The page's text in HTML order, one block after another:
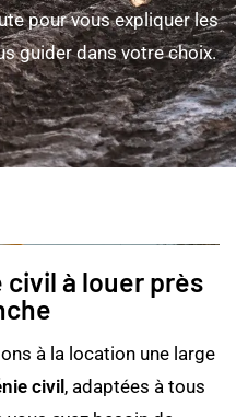
pour vous expliquer les
guider dans votre choix.
civil à louer près
à la location une large
civil , adaptées à tous